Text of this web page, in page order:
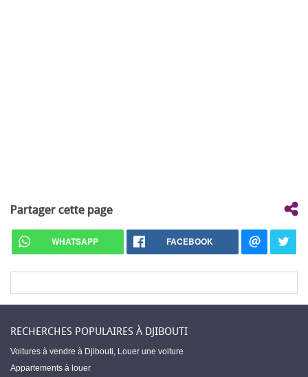
Partager cette page
WHATSAPP FACEBOOK
RECHERCHES POPULAIRES À DJIBOUTI
Voitures à vendre à Djibouti, Louer une voiture
Appartements à louer